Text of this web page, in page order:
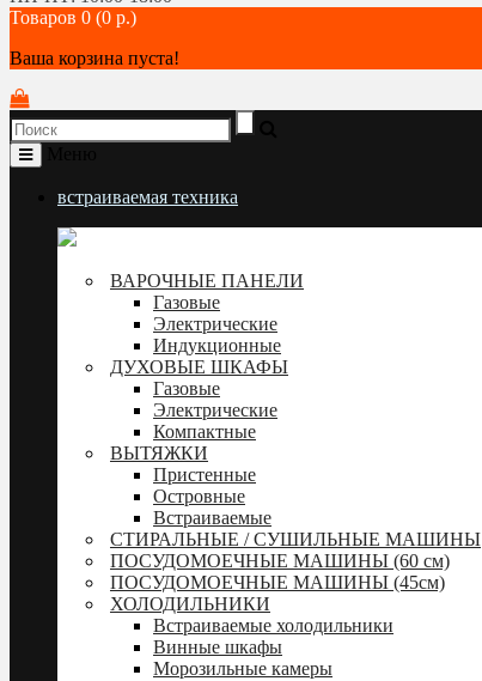
Товаров 0 (0 р.)
Ваша корзина пуста!
встраиваемая техника
ВАРОЧНЫЕ ПАНЕЛИ
Газовые
Электрические
Индукционные
ДУХОВЫЕ ШКАФЫ
Газовые
Электрические
Компактные
ВЫТЯЖКИ
Пристенные
Островные
Встраиваемые
СТИРАЛЬНЫЕ / СУШИЛЬНЫЕ МАШИНЫ
ПОСУДОМОЕЧНЫЕ МАШИНЫ (60 см)
ПОСУДОМОЕЧНЫЕ МАШИНЫ (45см)
ХОЛОДИЛЬНИКИ
Встраиваемые холодильники
Винные шкафы
Морозильные камеры